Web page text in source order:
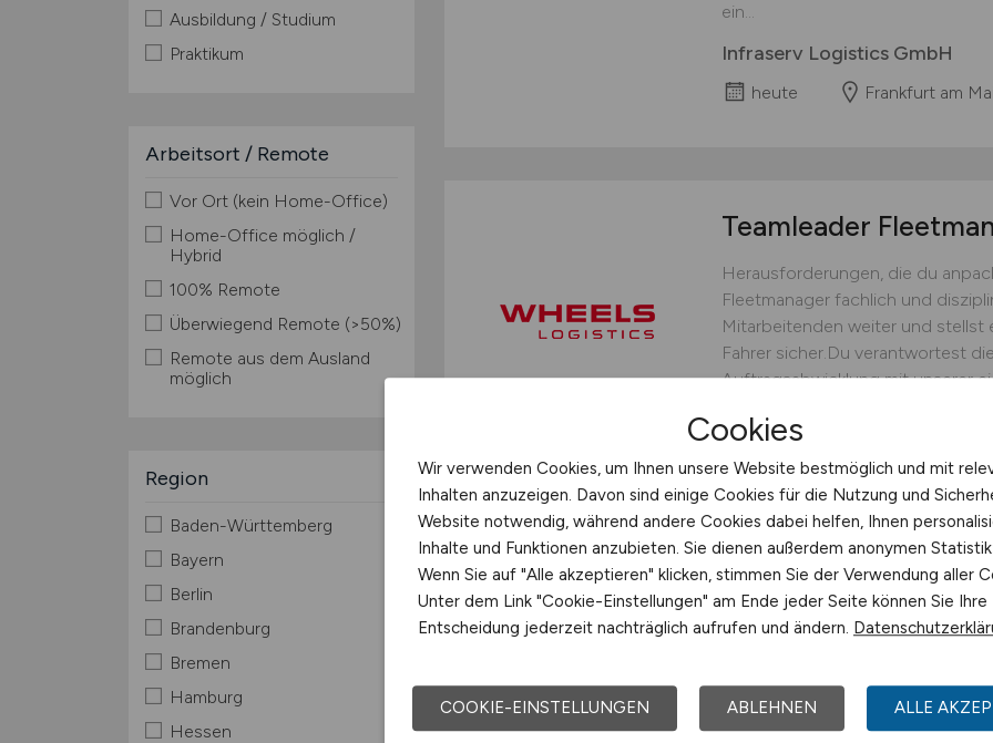
Ausbildung / Studium
Praktikum
Arbeitsort / Remote
Vor Ort (kein Home-Office)
Home-Office möglich /
Hybrid
100% Remote
Überwiegend Remote (>50%)
Remote aus dem Ausland
möglich
Region
Baden-Württemberg
Bayern
Berlin
Brandenburg
Bremen
Hamburg
Hessen
ein...
Infraserv Logistics GmbH
heute Frankfurt am
Teamleader
Herausforderungen, die du
Fleetmanager fachlich und
Mitarbeitenden weiter und stellst
Fahrer sicher.Du verantwortest
Auftragsabwicklung mit unserer
bedarfsgerechten Fahrereinsatz
operative Steuerung.Du...
WHEELS Logistics GmbH &
heute Münster
TOP JOB
(w/m/d)
interessanter
An unserem Standort in
Cookies
Wir verwenden Cookies, um Ihnen unsere Website bestmöglich und mit
Inhalten anzuzeigen. Davon sind einige Cookies für die Nutzung und
Website notwendig, während andere Cookies dabei helfen, Ihnen
Inhalte und Funktionen anzubieten. Sie dienen außerdem anonymen
Wenn Sie auf "Alle akzeptieren" klicken, stimmen Sie der Verwendung aller
Unter dem Link "Cookie-Einstellungen" am Ende jeder Seite können Sie Ihre
Entscheidung jederzeit nachträglich aufrufen und ändern.
COOKIE-EINSTELLUNGEN ABLEHNEN ALLE